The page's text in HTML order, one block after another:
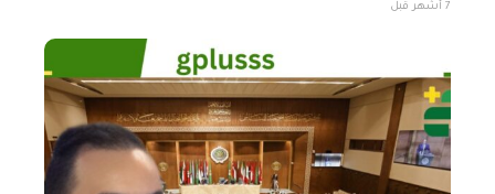
التسوية السياسية الحقيقية بين الأجسام المتصدرة7 أشهر قبل